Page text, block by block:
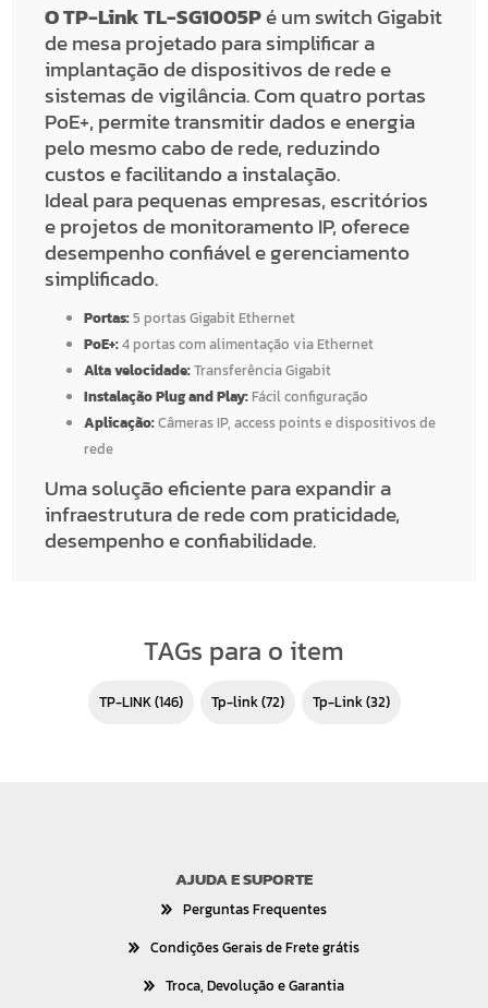
O TP-Link TL-SG1005Pé um switch Gigabit
de mesa projetado para simplificar a
implantação de dispositivos de rede e
sistemas de vigilância. Com quatro portas
PoE+, permite transmitir dados e energia
pelo mesmo cabo de rede, reduzindo
custos e facilitando a instalação.
Ideal para pequenas empresas, escritórios
e projetos de monitoramento IP, oferece
desempenho confiável e gerenciamento
simplificado.
Portas:5 portas Gigabit Ethernet
PoE+:4 portas com alimentação via Ethernet
Alta velocidade:Transferência Gigabit
Instalação Plug and Play: Fácil configuração
Aplicação:Câmeras IP, access points e dispositivos de
rede
Uma solução eficiente para expandir a
infraestrutura de rede com praticidade,
desempenho e confiabilidade.
TAGs para o item
TP-LINK(146) tp-link(72) Tp-Link(32)
AJUDA E SUPORTE
Perguntas Frequentes
Condições Gerais de Frete grátis
Troca, Devolução e Garantia